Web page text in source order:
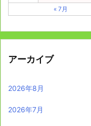
« 7月
アーカイブ
2026年8月
2026年7月